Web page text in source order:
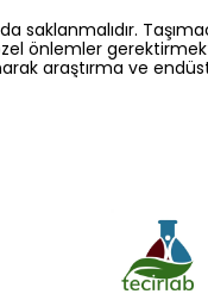
saklanmalıdır.
önlemler
araştırma ve